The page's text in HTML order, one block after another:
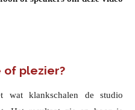
of plezier?
wat klankschalen de studio